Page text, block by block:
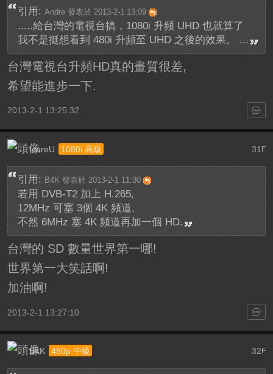
引用: Andre 發表於 2013-2-1 13:09
.....給台灣的電視台搞，1080i 升頻 UHD 也就算了
我不是挺想看到 480i 升頻至 UHD 之後的效果。 ...
台灣電視台升頻HD真的畫質很差,
希望能進步一下.
2013-2-1 13:25:32
31 F
IcareU 1080i 高級
引用: B4K 發表於 2013-2-1 11:30
若用 DVB-T2 加上 H.265,
12MHz 可塞 3個 4K 頻道,
不然 6MHz 塞 4K 頻道再加一個 HD.
台灣的 SD 數量世界第一哪!
世界第一大笑話啊!
加油啊!
2013-2-1 13:27:10
32 F
B4K 480p 中級